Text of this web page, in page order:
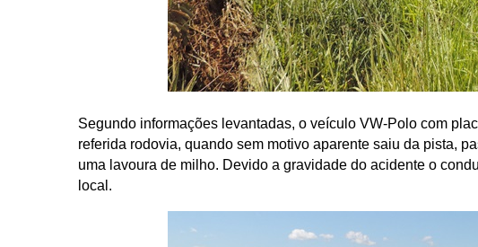
Segundo informações levantadas, o veículo VW-Polo com
referida rodovia, quando sem motivo aparente saiu da pista,
uma lavoura de milho. Devido a gravidade do acidente o
local.